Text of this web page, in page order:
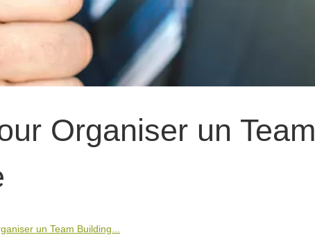
Organiser un Team
un Team Building...